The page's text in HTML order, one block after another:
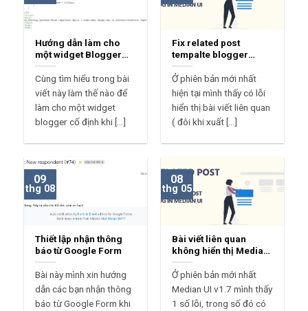
Hướng dẫn làm cho
một widget Blogger
Sticky
Cùng tìm hiểu trong bài
viết này làm thế nào để
làm cho một widget
blogger cố định khi [...]
Fix related post
tempalte blogger
median ui 1.7
Ở phiên bản mới nhất
hiện tại mình thấy có lỗi
hiển thị bài viết liên quan
( đôi khi xuất [...]
Thiết lập nhận thông
báo từ Google Form
Bài này mình xin hướng
dẫn các bạn nhận thông
báo từ Google Form khi
09
thg 08
Bài viết liên quan
không hiển thị Median
UI?
Ở phiên bản mới nhất
Median UI v1.7 mình thấy
1 số lỗi, trong số đó có
08
thg 05